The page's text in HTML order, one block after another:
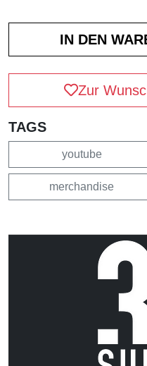
Zur
TAGS
youtube
merchandise